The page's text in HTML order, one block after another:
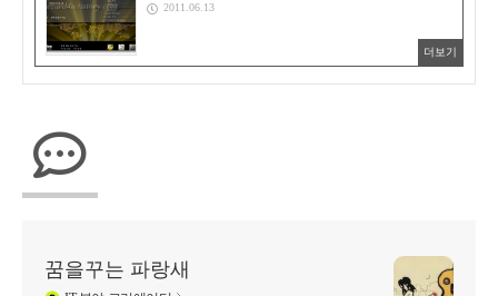
2011.06.13
더보기
꿈을꾸는 파랑새